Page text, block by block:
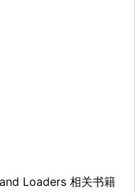
Loaders 相关书籍